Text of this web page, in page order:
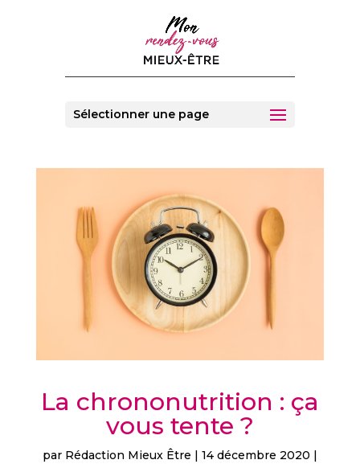
Sélectionner une page
La chrononutrition : ça
vous tente ?
par Rédaction Mieux Être | 14 décembre 2020 |